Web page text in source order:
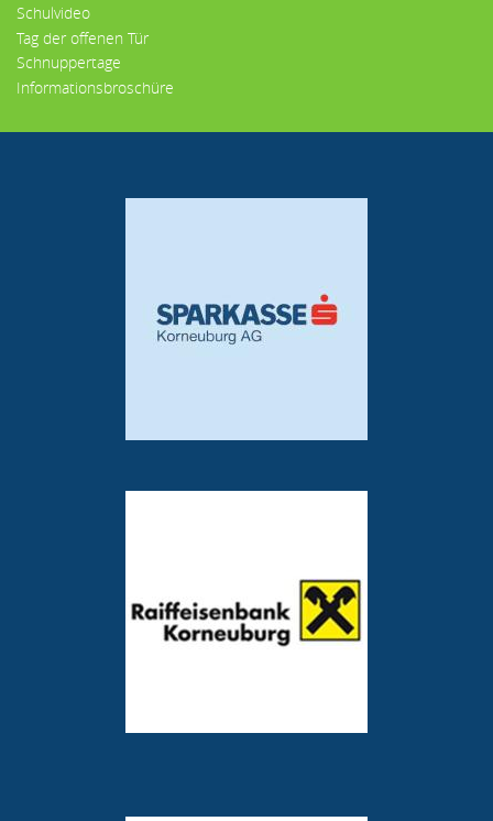
Schulvideo
Tag der offenen Tür
Schnuppertage
Informationsbroschüre